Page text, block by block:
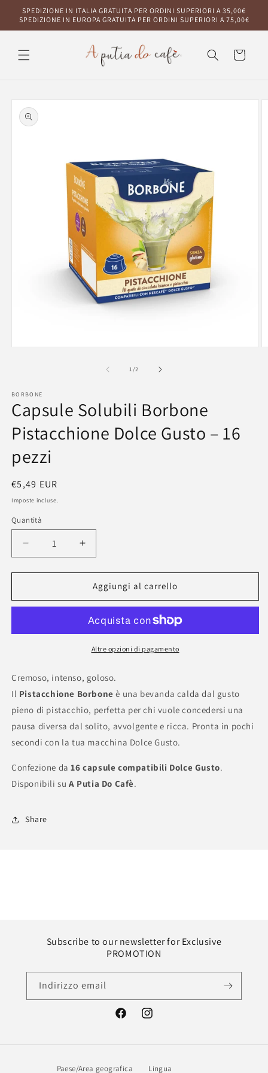
direttamente
ai contenuti
SPEDIZIONE IN ITALIA GRATUITA PER ORDINI SUPERIORI A 35,00€
SPEDIZIONE IN EUROPA GRATUITA PER ORDINI SUPERIORI A 75,00€
Carrello
Passa alle
informazioni
sul prodotto
finestra
modale
1/su2
BORBONE
Capsule Solubili Borbone
Pistacchione Dolce Gusto – 16
pezzi
Prezzo
di
€5,49 EUR
Imposte incluse.
Quantità
Diminuisci
quantità
per
Solubili
Dolce
16
pezzi
Aumenta
quantità
per
Capsule
Solubili
Pistacchione
Dolce
Gusto
16
pezzi
Aggiungi al carrello
Altre opzioni di pagamento
Cremoso, intenso, goloso.
Il Pistacchione Borbone è una bevanda calda dal gusto
pieno di pistacchio, perfetta per chi vuole concedersi una
pausa diversa dal solito, avvolgente e ricca. Pronta in pochi
secondi con la tua macchina Dolce Gusto.
Confezione da16 capsule compatibili Dolce Gusto.
Disponibili su A Putia Do Cafè.
Share
Subscribe to our newsletter for Exclusive
PROMOTION
Indirizzo email
FacebookInstagram
Paese/Area geografica Lingua